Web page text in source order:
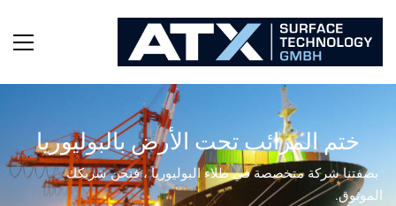
ختم المرائب تحت الأرض بالبوليوريا
بصفتنا شركة متخصصة في طلاء البوليوريا ، فنحن شريكك
الموثوق.